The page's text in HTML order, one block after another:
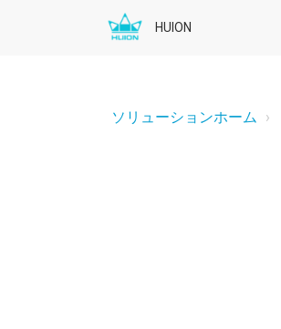
HUION
ソリューションホーム